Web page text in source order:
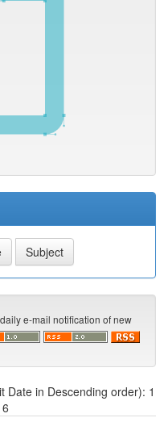
e-mail notification of new
Date in Descending order): 1